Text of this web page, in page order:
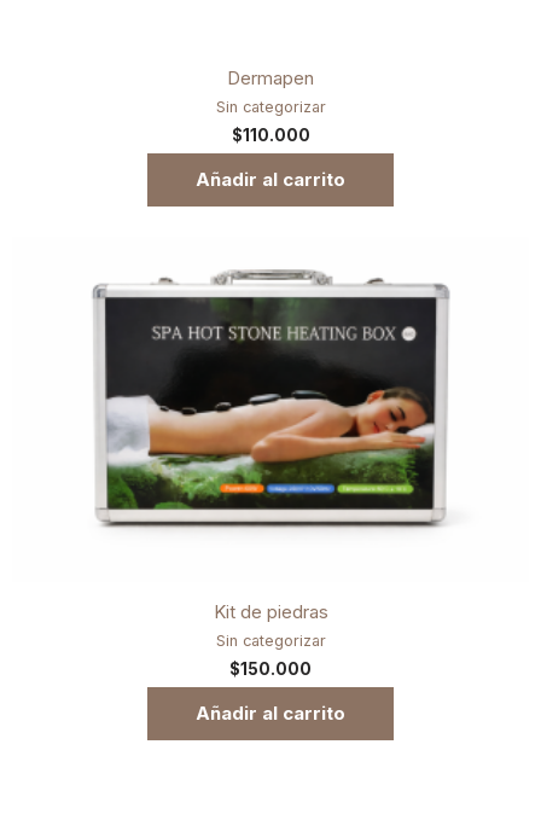
Dermapen
Sin categorizar
$110.000
Añadir al carrito
Kit de piedras
Sin categorizar
$150.000
Añadir al carrito